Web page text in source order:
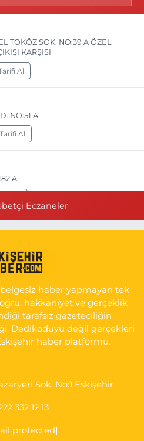
TOKÖZ SOK. NO:39 A ÖZEL
KARŞISI
Al
NO:51 A
Al
A
TAM KARŞISI I
Al
Eczaneler
haber yapmayan tek
hakkaniyet ve gerçeklik
tarafsız gazeteciliğin
Dedikoduyu değil gerçekleri
haber platformu.
Sok. No:1 Eskişehir
332 12 13
protected]